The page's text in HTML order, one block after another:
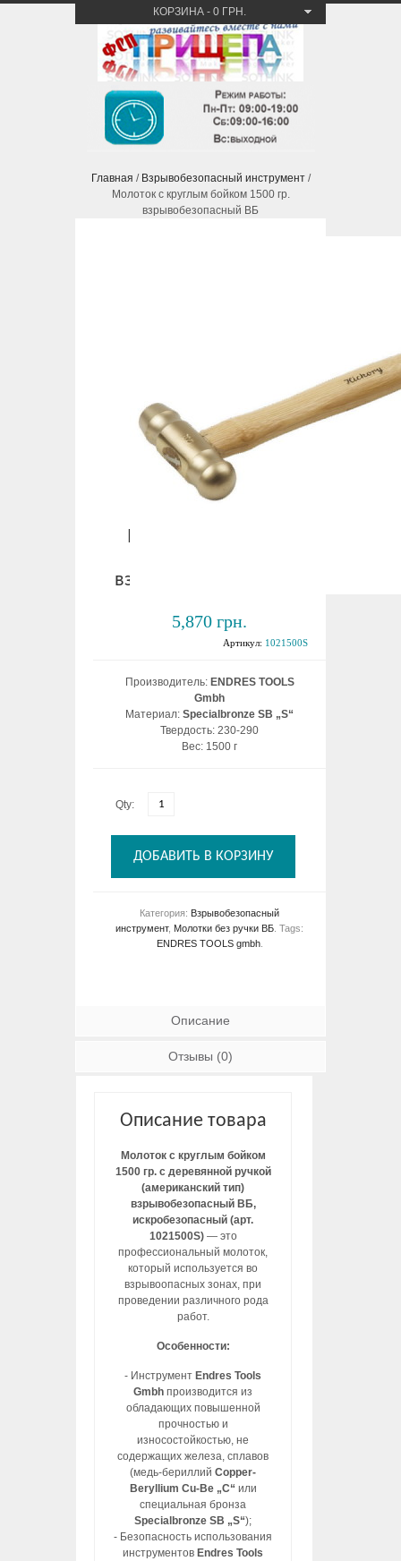
КОРЗИНА - 0 ГРН.
Главная / Взрывобезопасный инструмент/
Молоток с круглым бойком 1500 гр.
взрывобезопасный ВБ
Молоток с круглым
взрывобезопасный ВБ
5,870 грн.
Артикул: 1021500S
Производитель: ENDRES TOOLS
Gmbh
Материал: Specialbronze SB „S“
Твердость: 230-290
Вес: 1500 г
Qty:
ДОБАВИТЬ В КОРЗИНУ
Категория: Взрывобезопасный
инструмент, Молотки без ручки ВБ Tags:
ENDRES TOOLS gmbh.
Описание
Отзывы (0)
Описание товара
Молоток с круглым бойком
1500 гр. с деревянной ручкой
(американский тип)
взрывобезопасный ВБ,
искробезопасный (арт.
1021500S)— это
профессиональный молоток,
который используется во
взрывоопасных зонах, при
проведении различного рода
работ.
Особенности:
- Инструмент Endres Tools
Gmbh производится из
обладающих повышенной
прочностью и
износостойкостью, не
содержащих железа, сплавов
(медь-бериллийCopper-
Beryllium Cu-Be „C“ или
специальная бронза
Specialbronze SB „S“);
- Безопасность использования
инструментов Endres Tools